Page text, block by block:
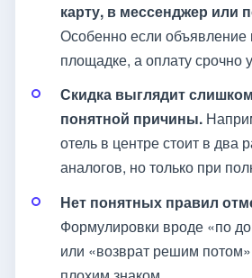
карту, в мессенджер или
Особенно если объявление
площадке, а оплату срочно
Скидка выглядит
понятной причины.
отель в центре стоит в два
аналогов, но только при
Нет понятных правил
Формулировки вроде «по
или «возврат решим